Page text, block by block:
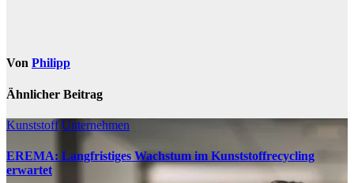
Von Philipp
Ähnlicher Beitrag
Kunststoff Unternehmen
EREMA: Langfristiges Wachstum im Kunststoffrecycling
erwartet